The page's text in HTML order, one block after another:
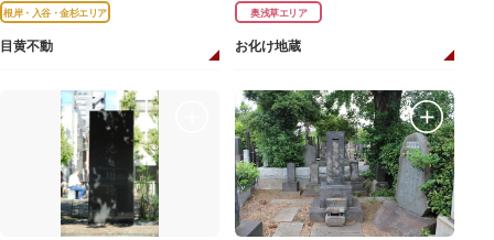
根岸・入谷・金杉エリア
目黄不動
奥浅草エリア
お化け地蔵